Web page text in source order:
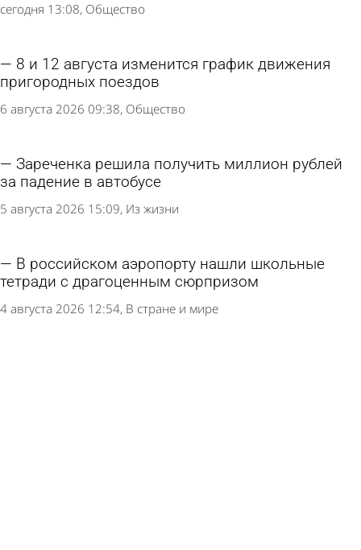
сегодня 13:08 Общество
8 и 12 августа изменится график движения
пригородных поездов
6 августа 2026 09:38 Общество
Зареченка решила получить миллион рублей
за падение в автобусе
5 августа 2026 15:09 Из жизни
В российском аэропорту нашли школьные
тетради с драгоценным сюрпризом
4 августа 2026 12:54 В стране и мире